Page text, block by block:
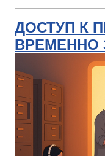
ДОСТУП К
ВРЕМЕННО